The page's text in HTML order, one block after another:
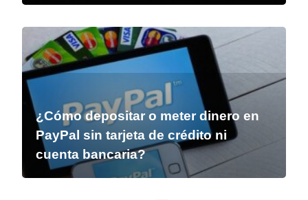
¿Cómo depositar o meter dinero en
PayPal sin tarjeta de crédito ni
cuenta bancaria?